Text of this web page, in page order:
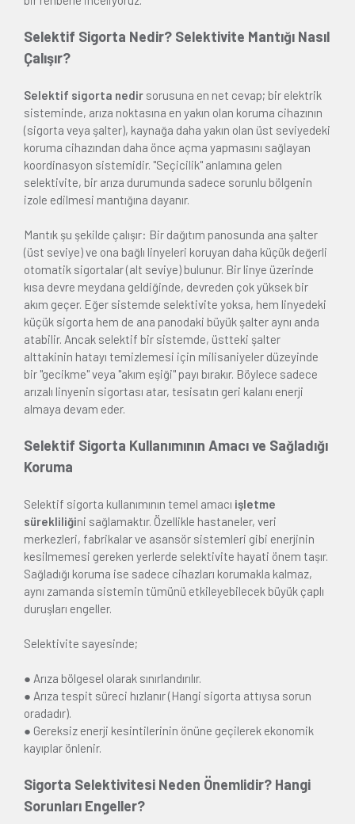
Selektif Sigorta Nedir? Selektivite Mantığı Nasıl
Çalışır?
Selektif sigorta nedir sorusuna en net cevap; bir elektrik
sisteminde, arıza noktasına en yakın olan koruma cihazının
(sigorta veya şalter), kaynağa daha yakın olan üst seviyedeki
koruma cihazından daha önce açma yapmasını sağlayan
koordinasyon sistemidir. "Seçicilik" anlamına gelen
selektivite, bir arıza durumunda sadece sorunlu bölgenin
izole edilmesi mantığına dayanır.
Mantık şu şekilde çalışır: Bir dağıtım panosunda ana şalter
(üst seviye) ve ona bağlı linyeleri koruyan daha küçük değerli
otomatik sigortalar (alt seviye) bulunur. Bir linye üzerinde
kısa devre meydana geldiğinde, devreden çok yüksek bir
akım geçer. Eğer sistemde selektivite yoksa, hem linyedeki
küçük sigorta hem de ana panodaki büyük şalter aynı anda
atabilir. Ancak selektif bir sistemde, üstteki şalter
alttakinin hatayı temizlemesi için milisaniyeler düzeyinde
bir "gecikme" veya "akım eşiği" payı bırakır. Böylece sadece
arızalı linyenin sigortası atar, tesisatın geri kalanı enerji
almaya devam eder.
Selektif Sigorta Kullanımının Amacı ve Sağladığı
Koruma
Selektif sigorta kullanımının temel amacı işletme
sürekliliğini sağlamaktır. Özellikle hastaneler, veri
merkezleri, fabrikalar ve asansör sistemleri gibi enerjinin
kesilmemesi gereken yerlerde selektivite hayati önem taşır.
Sağladığı koruma ise sadece cihazları korumakla kalmaz,
aynı zamanda sistemin tümünü etkileyebilecek büyük çaplı
duruşları engeller.
Selektivite sayesinde;
● Arıza bölgesel olarak sınırlandırılır.
● Arıza tespit süreci hızlanır (Hangi sigorta attıysa sorun
oradadır).
● Gereksiz enerji kesintilerinin önüne geçilerek ekonomik
kayıplar önlenir.
Sigorta Selektivitesi Neden Önemlidir? Hangi
Sorunları Engeller?